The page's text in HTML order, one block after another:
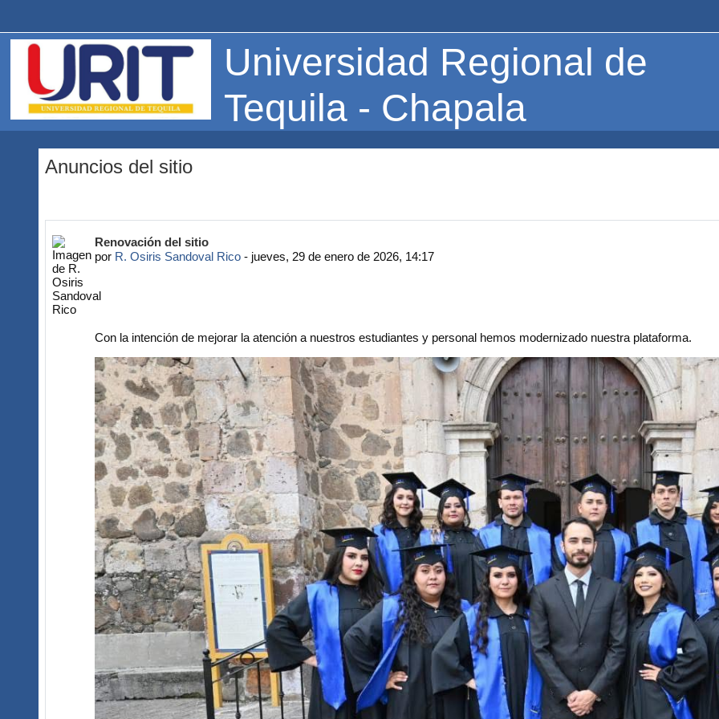
Universidad Regional de
Tequila - Chapala
Anuncios del sitio
Renovación del sitio
por R. Osiris Sandoval Rico - jueves, 29 de enero de 2026, 14:17
Con la intención de mejorar la atención a nuestros estudiantes y personal hemos modernizado nuestra plataforma.